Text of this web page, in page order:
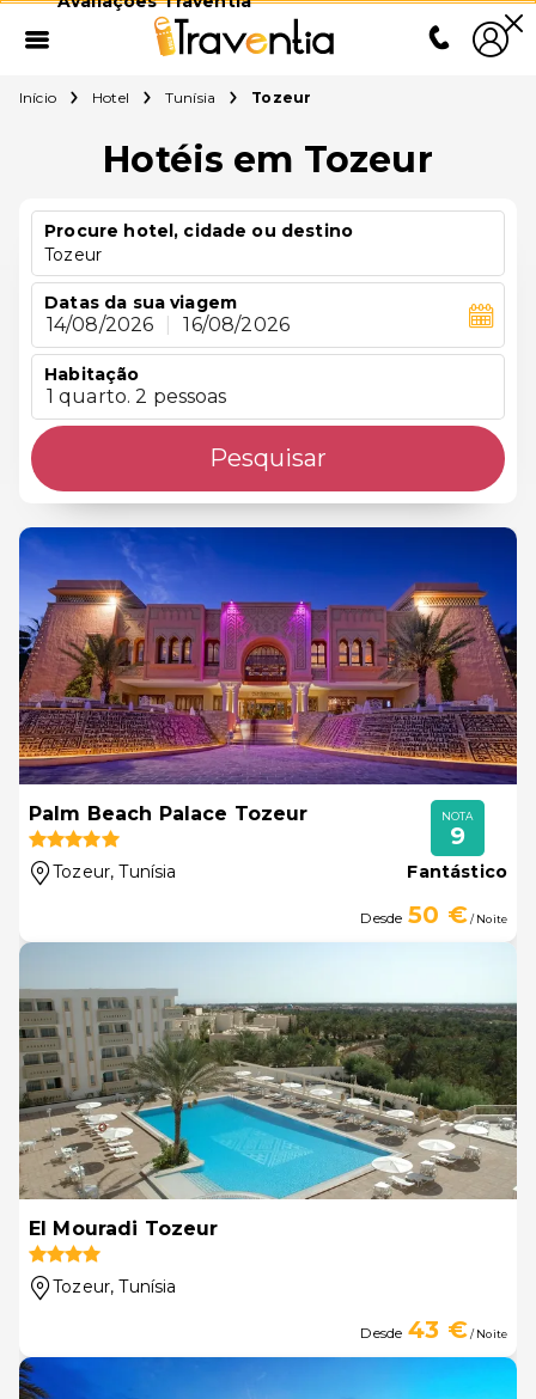
Início Hotel Tunísia Tozeur
Hotéis em Tozeur
Procure hotel, cidade ou destino
Tozeur
Datas da sua viagem
14/08/2026 16/08/2026
Habitação
1 quarto. 2 pessoas
Pesquisar
Palm Beach Palace Tozeur
Tozeur, Tunísia
NOTA
9
Fantástico
Desde 50 €/ Noite
El Mouradi Tozeur
Tozeur, Tunísia
Desde 43 €/ Noite